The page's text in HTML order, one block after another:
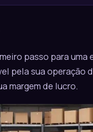
passo para uma
pela sua operação
margem de lucro.